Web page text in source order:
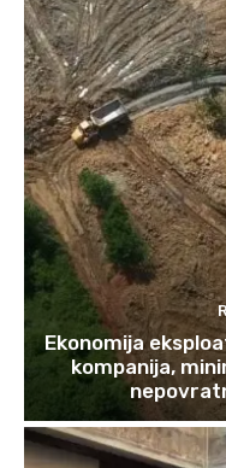
Ekonomija
kompanija,